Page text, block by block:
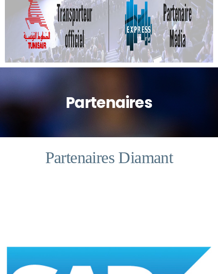
Partenaires
Partenaires Diamant